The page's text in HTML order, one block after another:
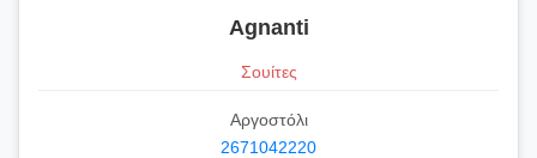
Agnanti
Σουίτες
Αργοστόλι
2671042220